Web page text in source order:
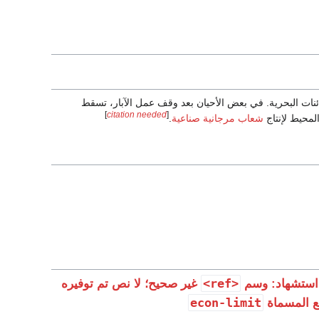
البحرية. في بعض الأحيان بعد وقف عمل الآبار، تسقط
لإنتاج شعاب مرجانية صناعية [
citation needed
]
وسم <ref>
غير صحيح؛ لا نص تم توفيره
المسماة econ-limit